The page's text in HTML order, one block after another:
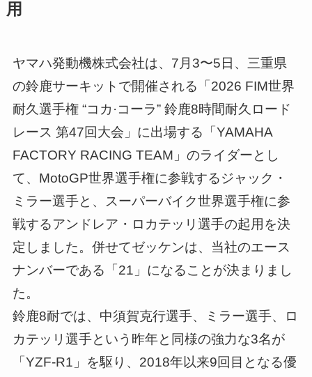
用
ヤマハ発動機株式会社は、7月3〜5日、三重県
の鈴鹿サーキットで開催される「2026 FIM世界
耐久選手権 “コカ·コーラ” 鈴鹿8時間耐久ロード
レース 第47回大会」に出場する「YAMAHA
FACTORY RACING TEAM」のライダーとし
て、MotoGP世界選手権に参戦するジャック・
ミラー選手と、スーパーバイク世界選手権に参
戦するアンドレア・ロカテッリ選手の起用を決
定しました。併せてゼッケンは、当社のエース
ナンバーである「21」になることが決まりまし
た。
鈴鹿8耐では、中須賀克行選手、ミラー選手、ロ
カテッリ選手という昨年と同様の強力な3名が
「YZF-R1」を駆り、2018年以来9回目となる優